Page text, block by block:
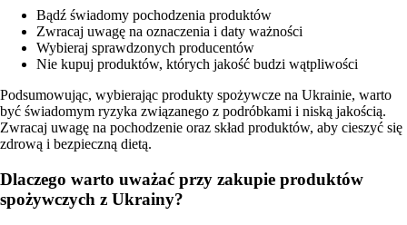
Bądź świadomy pochodzenia produktów
Zwracaj uwagę na oznaczenia i daty ważności
Wybieraj sprawdzonych producentów
Nie kupuj produktów, których jakość budzi wątpliwości
Podsumowując, wybierając produkty spożywcze na Ukrainie, warto
być świadomym ryzyka związanego z podróbkami i niską jakością.
Zwracaj uwagę na pochodzenie oraz skład produktów, aby cieszyć się
zdrową i bezpieczną dietą.
Dlaczego warto uważać przy zakupie produktów
spożywczych z Ukrainy?